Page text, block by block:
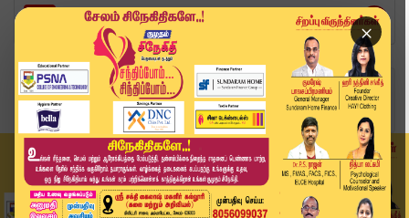
×
Home
வீடியோ ஸ்டோரி
மோடியின் தொகுதியில் ரயில் நிலைய அவலம்..? வைரலாக...